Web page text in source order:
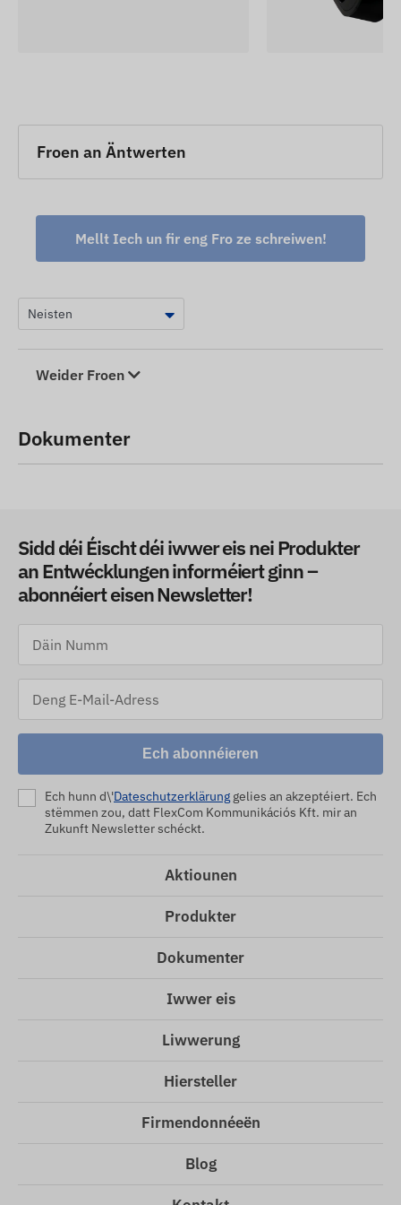
Froen an Äntwerten
Mellt Iech un fir eng Fro ze schreiwen!
Weider Froen
Dokumenter
Sidd déi Éischt déi iwwer eis nei Produkter
an Entwécklungen informéiert ginn –
abonnéiert eisen Newsletter!
Ech abonnéieren
Ech hunn d\'Dateschutzerklärung gelies an akzeptéiert. Ech
stëmmen zou, datt FlexCom Kommunikációs Kft. mir an
Zukunft Newsletter schéckt.
Aktiounen
Produkter
Dokumenter
Iwwer eis
Liwwerung
Hiersteller
Firmendonnéeën
Blog